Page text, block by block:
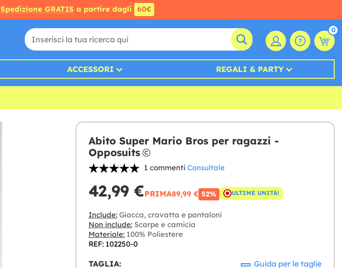
Spedizione GRATIS a partire dagli 60€
0
ACCESSORI REGALI & PARTY
Abito Super Mario Bros per ragazzi -
Opposuits
1 commenti Consultale
42,99 €PRIMA89,99 € 52% ULTIME UNITÀ!
Include:Giacca, cravatta e pantaloni
Non include:Scarpe e camicia
Materiale:100% Poliestere
REF: 102250-0
TAGLIA: Guida per le taglie